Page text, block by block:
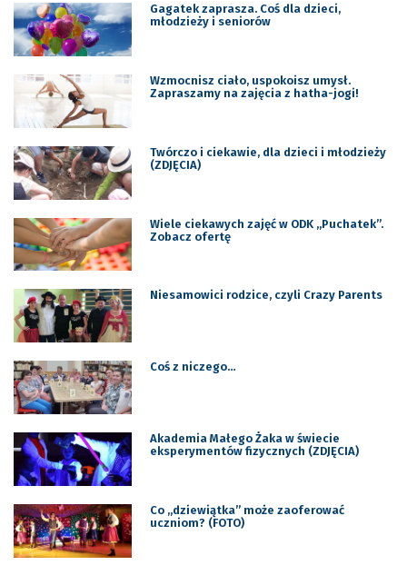
Gagatek zaprasza. Coś dla dzieci,
młodzieży i seniorów
Wzmocnisz ciało, uspokoisz umysł.
Zapraszamy na zajęcia z hatha-jogi!
Twórczo i ciekawie, dla dzieci i młodzieży
(ZDJĘCIA)
Wiele ciekawych zajęć w ODK „Puchatek”.
Zobacz ofertę
Niesamowici rodzice, czyli Crazy Parents
Coś z niczego…
Akademia Małego Żaka w świecie
eksperymentów fizycznych (ZDJĘCIA)
Co „dziewiątka” może zaoferować
uczniom? (FOTO)